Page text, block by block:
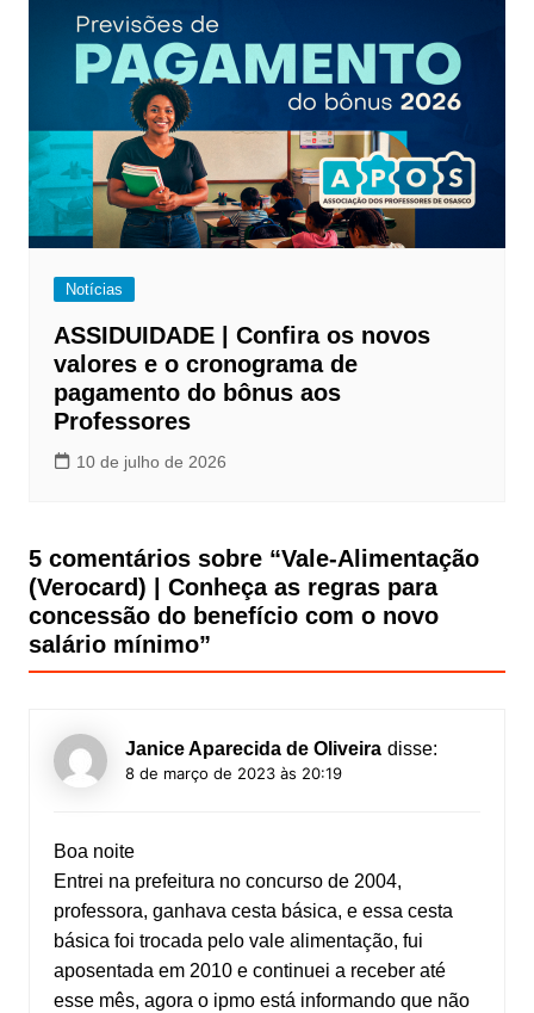
Notícias
ASSIDUIDADE | Confira os novos
valores e o cronograma de
pagamento do bônus aos
Professores
10 de julho de 2026
5 comentários sobre “Vale-Alimentação
(Verocard) | Conheça as regras para
concessão do benefício com o novo
salário mínimo”
Janice Aparecida de Oliveira disse:
8 de março de 2023 às 20:19
Boa noite
Entrei na prefeitura no concurso de 2004,
professora, ganhava cesta básica, e essa cesta
básica foi trocada pelo vale alimentação, fui
aposentada em 2010 e continuei a receber até
esse mês, agora o ipmo está informando que não